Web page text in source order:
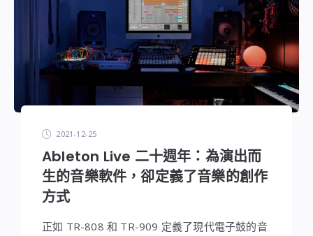
2021-12-25
Ableton Live 二十週年：為演出而
生的音樂軟件，卻定義了音樂的創作
方式
正如 TR-808 和 TR-909 定義了現代電子鼓的音